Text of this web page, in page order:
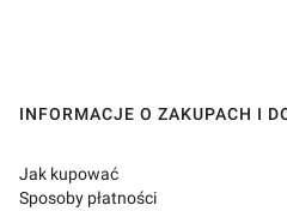
Linki w stopce
INFORMACJE O ZAKUPACH I
Jak kupować
Sposoby płatności